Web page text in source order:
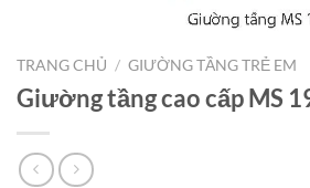
TRANG CHỦ / GIƯỜNG TẦNG TRẺ EM
Giường tầng cao cấp MS